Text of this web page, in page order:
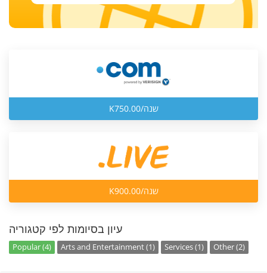
K750.00/שנה
K900.00/שנה
עיון בסיומות לפי קטגוריה
Popular (4) Arts and Entertainment (1) Services (1) Other (2)